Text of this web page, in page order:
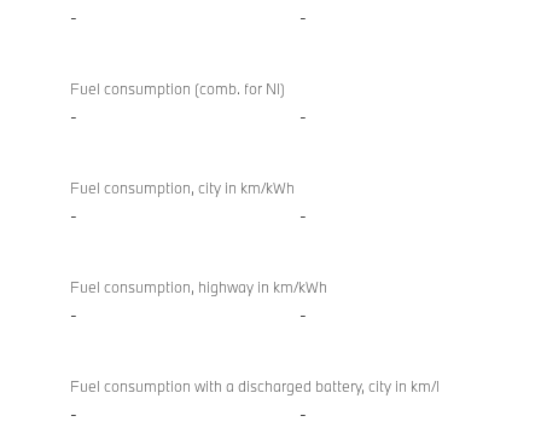
- -
Fuel consumption (comb. for NI)
- -
Fuel consumption, city in km/kWh
- -
Fuel consumption, highway in km/kWh
- -
Fuel consumption with a discharged battery, city in km/l
- -